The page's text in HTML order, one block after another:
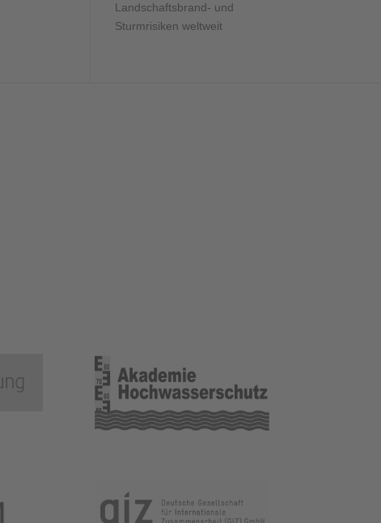
Landschaftsbrand- und
Sturmrisiken weltweit